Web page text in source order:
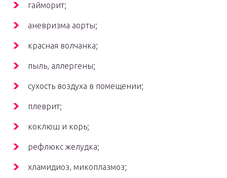
гайморит;
аневризма аорты;
красная волчанка;
пыль, аллергены;
сухость воздуха в помещении;
плеврит;
коклюш и корь;
рефлюкс желудка;
хламидиоз, микоплазмоз;